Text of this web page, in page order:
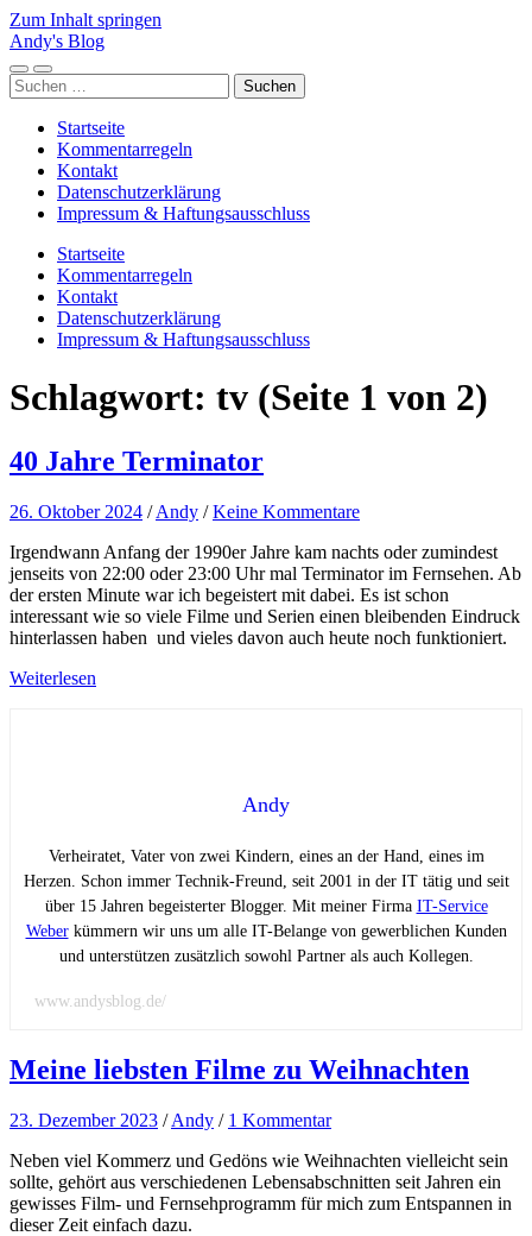
Zum Inhalt springen
Andy's Blog
Mobile-
Menü
Suchfeld
ein-/ausblenden
Suchen
nach:
Startseite
Kommentarregeln
Kontakt
Datenschutzerklärung
Impressum & Haftungsausschluss
Startseite
Kommentarregeln
Kontakt
Datenschutzerklärung
Impressum & Haftungsausschluss
Schlagwort: tv (Seite 1 von 2)
40 Jahre Terminator
26. Oktober 2024 /Andy /Keine Kommentare
Irgendwann Anfang der 1990er Jahre kam nachts oder zumindest
jenseits von 22:00 oder 23:00 Uhr mal Terminator im Fernsehen. Ab
der ersten Minute war ich begeistert mit dabei. Es ist schon
interessant wie so viele Filme und Serien einen bleibenden Eindruck
hinterlassen haben und vieles davon auch heute noch funktioniert.
Weiterlesen
Andy
Verheiratet, Vater von zwei Kindern, eines an der Hand, eines im
Herzen. Schon immer Technik-Freund, seit 2001 in der IT tätig und seit
über 15 Jahren begeisterter Blogger. Mit meiner Firma IT-Service
Weberkümmern wir uns um alle IT-Belange von gewerblichen Kunden
und unterstützen zusätzlich sowohl Partner als auch Kollegen.
www.andysblog.de/
Meine liebsten Filme zu Weihnachten
23. Dezember 2023 /Andy / 1 Kommentar
Neben viel Kommerz und Gedöns wie Weihnachten vielleicht sein
sollte, gehört aus verschiedenen Lebensabschnitten seit Jahren ein
gewisses Film- und Fernsehprogramm für mich zum Entspannen in
dieser Zeit einfach dazu.